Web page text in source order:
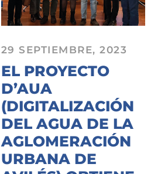
29 SEPTIEMBRE, 2023
EL PROYECTO
D’AUA
(DIGITALIZACIÓN
DEL AGUA DE LA
AGLOMERACIÓN
URBANA DE